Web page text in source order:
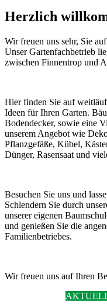
Herzlich
Wir freuen uns sehr, Sie
Unser Gartenfachbetrieb
zwischen Finnentrop und
Hier finden Sie auf
Ideen für Ihren Garten.
Bodendecker, sowie eine
unserem Angebot wie
Pflanzgefäße, Kübel,
Dünger, Rasensaat und
Besuchen Sie uns und
Schlendern Sie durch
unserer eigenen
und genießen Sie die
Familienbetriebes.
Wir freuen uns auf Ihren